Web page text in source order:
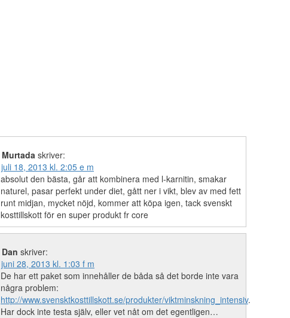
Murtada skriver:
juli 18, 2013 kl. 2:05 e m
absolut den bästa, går att kombinera med l-karnitin, smakar
naturel, pasar perfekt under diet, gått ner i vikt, blev av med fett
runt midjan, mycket nöjd, kommer att köpa igen, tack svenskt
kosttillskott för en super produkt fr core
Dan skriver:
juni 28, 2013 kl. 1:03 f m
De har ett paket som innehåller de båda så det borde inte vara
några problem:
http://www.svensktkosttillskott.se/produkter/viktminskning_intensiv.
Har dock inte testa själv, eller vet nåt om det egentligen…